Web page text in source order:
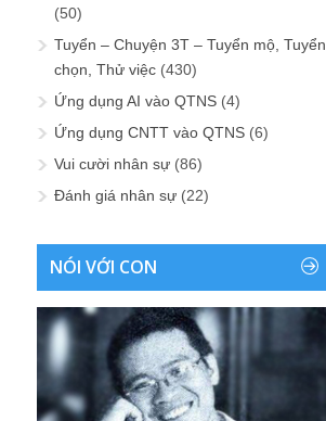
(50)
Tuyển – Chuyện 3T – Tuyển mộ, Tuyển
chọn, Thử việc (430)
Ứng dụng AI vào QTNS (4)
Ứng dụng CNTT vào QTNS (6)
Vui cười nhân sự (86)
Đánh giá nhân sự (22)
NÓI VỚI CON